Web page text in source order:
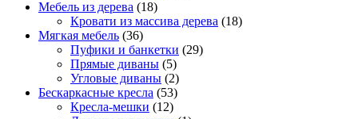
Мебель из дерева (18)
Кровати из массива дерева (18)
Мягкая мебель (36)
Пуфики и банкетки (29)
Прямые диваны (5)
Угловые диваны (2)
Бескаркасные кресла (53)
Кресла-мешки (12)